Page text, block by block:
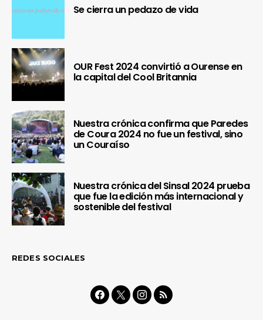
Se cierra un pedazo de vida
OUR Fest 2024 convirtió a Ourense en
la capital del Cool Britannia
Nuestra crónica confirma que Paredes
de Coura 2024 no fue un festival, sino
un Couraíso
Nuestra crónica del Sinsal 2024 prueba
que fue la edición más internacional y
sostenible del festival
REDES SOCIALES